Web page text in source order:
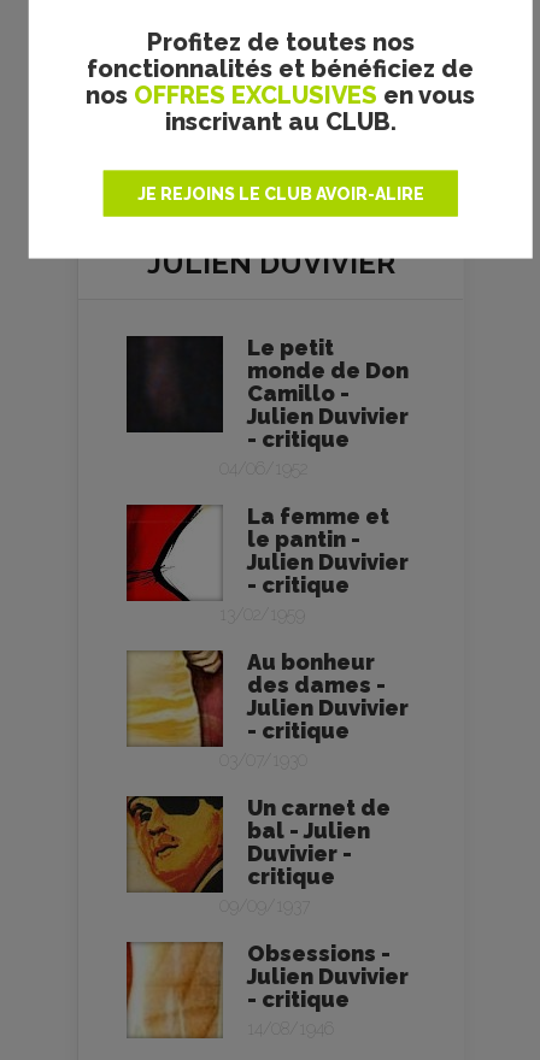
Profitez de toutes nos
fonctionnalités et bénéficiez de
nos OFFRES EXCLUSIVES en vous
inscrivant au CLUB.
JE REJOINS LE CLUB AVOIR-ALIRE
ou ajoutés. Nous nous engageons
à retirer toutes photos litigieuses.
Merci pour votre compréhension.
JULIEN DUVIVIER
Le petit
monde de Don
Camillo -
Julien Duvivier
- critique
04/06/1952
La femme et
le pantin -
Julien Duvivier
- critique
13/02/1959
Au bonheur
des dames -
Julien Duvivier
- critique
03/07/1930
Un carnet de
bal - Julien
Duvivier -
critique
09/09/1937
Obsessions -
Julien Duvivier
- critique
14/08/1946